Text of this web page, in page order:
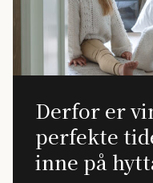
Derfor er
perfekte
inne på